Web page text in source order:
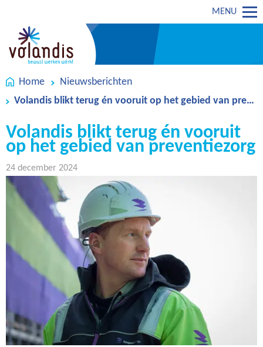
MENU
Home
Nieuwsberichten
Volandis blikt terug én vooruit op het gebied van preventiezorg
Volandis blikt terug én vooruit
op het gebied van preventiezorg
24 december 2024